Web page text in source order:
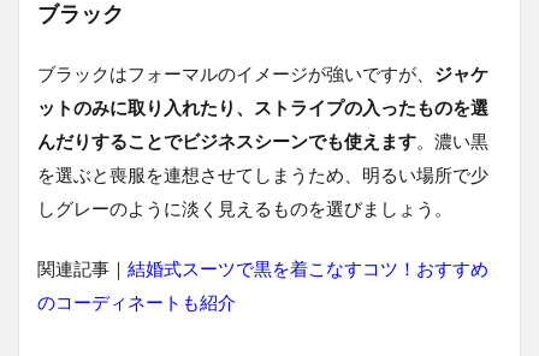
代
ー
に
お
す
め
地
ブ
ブラック
ブラックはフォーマルのイメージが強いですが、 ジャケ
ットのみに取り入れたり、ストライプの入ったものを選
んだりすることでビジネスシーンでも使えます。濃い黒
を選ぶと喪服を連想させてしまうため、明るい場所で少
しグレーのように淡く見えるものを選びましょう。
関連記事｜ 結婚式スーツで黒を着こなすコツ！おすすめ
のコーディネートも紹介